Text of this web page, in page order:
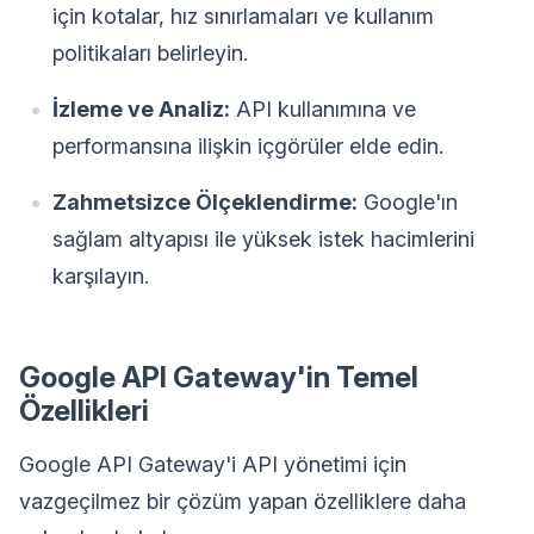
için kotalar, hız sınırlamaları ve kullanım
politikaları belirleyin.
İzleme ve Analiz: API kullanımına ve
performansına ilişkin içgörüler elde edin.
Zahmetsizce Ölçeklendirme: Google'ın
sağlam altyapısı ile yüksek istek hacimlerini
karşılayın.
Google API Gateway'in Temel
Özellikleri
Google API Gateway'i API yönetimi için
vazgeçilmez bir çözüm yapan özelliklere daha